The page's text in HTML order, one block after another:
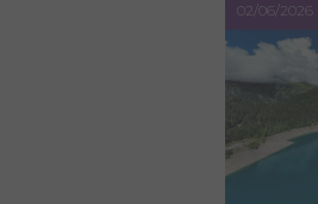
02/06/2026